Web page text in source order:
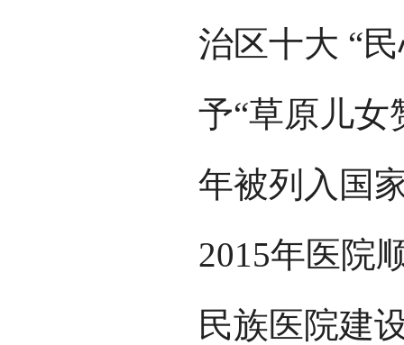
治区十大 “
予“草原儿女
年被列入国
2015年医院
民族医院建